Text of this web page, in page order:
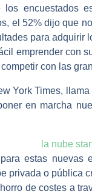
los
el 52% dijo que
para
emprender con
con las
York Times,
en marcha
estas
privada o pública
de costes a